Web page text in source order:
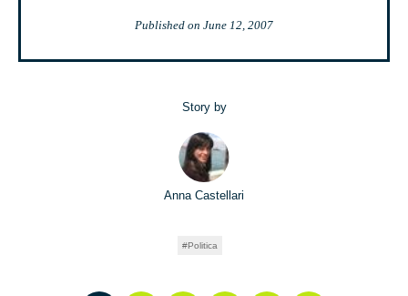
Published on June 12, 2007
Story by
Anna Castellari
Politica